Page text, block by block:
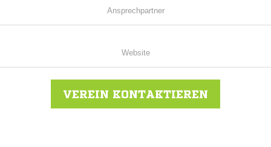
Ansprechpartner
Website
VEREIN KONTAKTIEREN